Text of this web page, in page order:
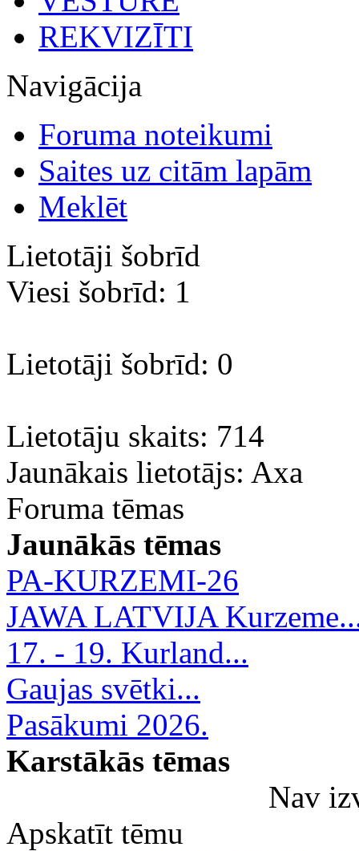
REKVIZĪTI
Navigācija
Foruma noteikumi
Saites uz citām lapām
Meklēt
Lietotāji šobrīd
Viesi šobrīd: 1
Lietotāji šobrīd: 0
Lietotāju skaits: 714
Jaunākais lietotājs: Axa
Foruma tēmas
Jaunākās tēmas
PA-KURZEMI-26
JAWA LATVIJA
17. - 19. Kurland...
Gaujas svētki...
Pasākumi 2026.
Karstākās tēmas
Nav
Apskatīt tēmu